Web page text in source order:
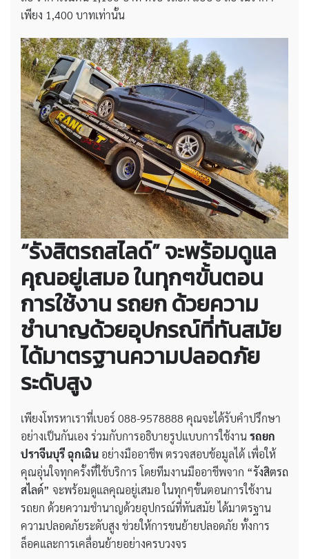
เพียง 1,400 บาทเท่านั้น
“รังสิตรถสไลด์” จะพร้อมดูแล
คุณอยู่เสมอ ในทุกๆขั้นตอน
การใช้งาน รถยก ด้วยความ
ชำนาญด้วยอุปกรณ์ที่ทันสมัย
ได้มาตรฐานความปลอดภัย
ระดับสูง
เพียงโทรหาเราที่เบอร์ 088-9578888 คุณจะได้รับคำปรึกษา
อย่างเป็นกันเอง ร่วมกับการอธิบายรูปแบบการใช้งานรถยก
ปราจีนบุรี ฉุกเฉิน อย่างมืออาชีพ ตรวจสอบข้อมูลได้ เพื่อให้
คุณอุ่นใจทุกครั้งที่ใช้บริการ โดยทีมงานมืออาชีพจาก “รังสิตรถ
สไลด์” จะพร้อมดูแลคุณอยู่เสมอ ในทุกๆขั้นตอนการใช้งาน
รถยก ด้วยความชำนาญด้วยอุปกรณ์ที่ทันสมัย ได้มาตรฐาน
ความปลอดภัยระดับสูง ช่วยให้การขนย้ายปลอดภัย ทั้งการ
ล็อคและการเคลื่อนย้ายอย่างครบวงจร